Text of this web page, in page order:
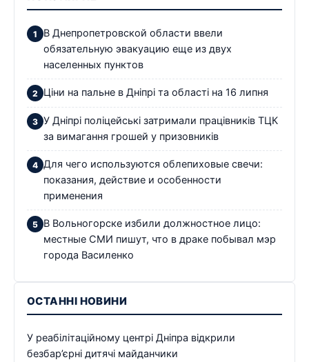
В Днепропетровской области ввели
обязательную эвакуацию еще из двух
населенных пунктов
Ціни на пальне в Дніпрі та області на 16 липня
У Дніпрі поліцейські затримали працівників ТЦК
за вимагання грошей у призовників
Для чего используются облепиховые свечи:
показания, действие и особенности
применения
В Вольногорске избили должностное лицо:
местные СМИ пишут, что в драке побывал мэр
города Василенко
ОСТАННІ НОВИНИ
У реабілітаційному центрі Дніпра відкрили
безбар’єрні дитячі майданчики